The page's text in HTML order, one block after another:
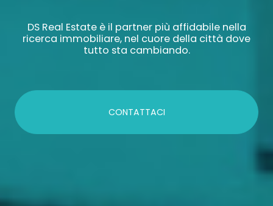
DS Real Estate è il partner più affidabile nella
ricerca immobiliare, nel cuore della città dove
tutto sta cambiando.
CONTATTACI